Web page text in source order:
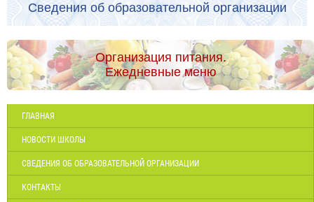
Сведения об образовательной организации
Организация питания.
Ежедневные меню
ГЛАВНАЯ
НОВОСТИ ШКОЛЫ
СВЕДЕНИЯ ОБ ОБРАЗОВАТЕЛЬНОЙ ОРГАНИЗАЦИИ
КОНТАКТЫ